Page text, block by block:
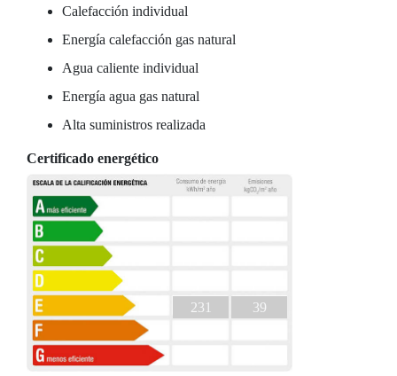
Calefacción individual
Energía calefacción gas natural
Agua caliente individual
Energía agua gas natural
Alta suministros realizada
Certificado energético
231 39